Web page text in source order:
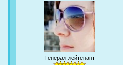
Генерал-лейтенант